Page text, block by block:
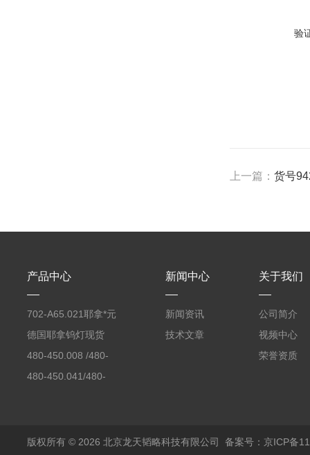
验
上一篇：货号
产品中心
702-A65.021耶拿*元
素分析仪反应罐
德国耶拿钨灯现货
480-450.008 /480-
450.008C耶拿镉Cd空
480-450.041/480-
包邮
新闻中心
新闻资讯
技术文章
关于我们
公司简介
视频中心
荣誉资质
版权所有 © 2026 北京龙天韬略科技有限公司 备案号：京ICP备